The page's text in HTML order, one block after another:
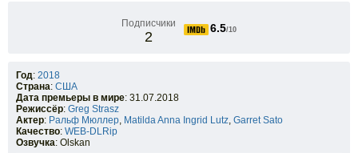
Подписчики
2
6.5/10
Год: 2018
Страна: США
Дата премьеры в мире: 31.07.2018
Режиссёр: Greg Strasz
Актер: Ральф Мюллер, Matilda Anna Ingrid Lutz, Garret Sato
Качество: WEB-DLRip
Озвучка: Olskan